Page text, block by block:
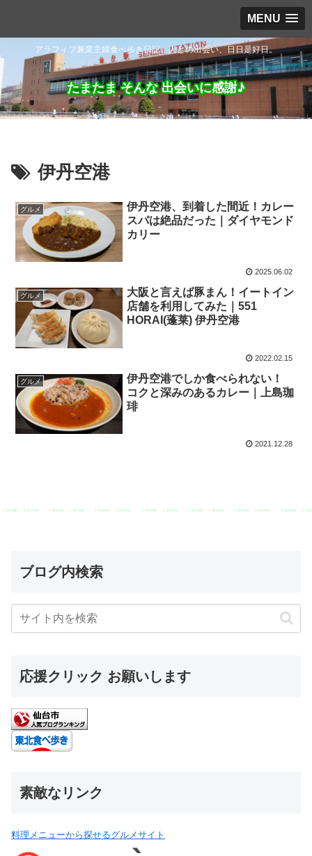
MENU
アラフィフ兼業主婦食べ歩き日記。人との出会い、日日是好日。
たまたま そんな 出会いに感謝♪
伊丹空港
グルメ
伊丹空港、到着した間近！カレー
スパは絶品だった｜ダイヤモンド
カリー
2025.06.02
グルメ
大阪と言えば豚まん！イートイン
店舗を利用してみた｜551
HORAI(蓬莱) 伊丹空港
2022.02.15
グルメ
伊丹空港でしか食べられない！
コクと深みのあるカレー｜上島珈
琲
2021.12.28
ブログ内検索
応援クリック お願いします
素敵なリンク
料理メニューから探せるグルメサイト